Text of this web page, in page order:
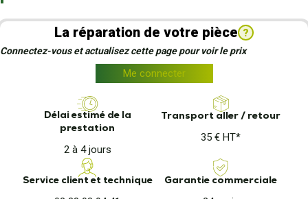
La réparation de votre pièce ?
Connectez-vous et actualisez cette page pour voir le prix
Me connecter
Délai estimé de la
prestation
2 à 4 jours
Transport aller / retour
35 € HT*
Service client et technique
Garantie commerciale